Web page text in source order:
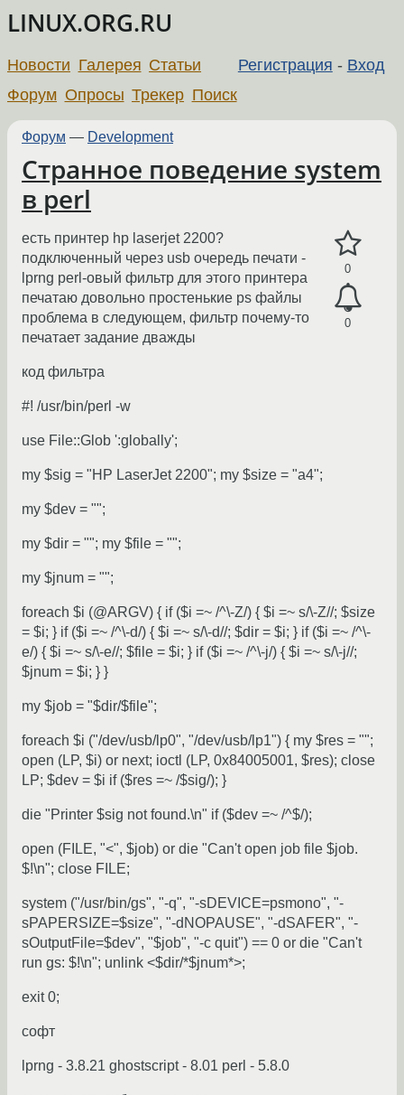
LINUX.ORG.RU
Регистрация - Вход
Новости Галерея Статьи
Форум Опросы Трекер Поиск
Форум — Development
Странное поведение system
в perl
0
0
есть принтер hp laserjet 2200?
подключенный через usb очередь печати -
lprng perl-овый фильтр для этого принтера
печатаю довольно простенькие ps файлы
проблема в следующем, фильтр почему-то
печатает задание дважды
код фильтра
#! /usr/bin/perl -w
use File::Glob ':globally';
my $sig = "HP LaserJet 2200"; my $size = "a4";
my $dev = "";
my $dir = ""; my $file = "";
my $jnum = "";
foreach $i (@ARGV) { if ($i =~ /^\-Z/) { $i =~ s/\-Z//; $size
= $i; } if ($i =~ /^\-d/) { $i =~ s/\-d//; $dir = $i; } if ($i =~ /^\-
e/) { $i =~ s/\-e//; $file = $i; } if ($i =~ /^\-j/) { $i =~ s/\-j//;
$jnum = $i; } }
my $job = "$dir/$file";
foreach $i ("/dev/usb/lp0", "/dev/usb/lp1") { my $res = "";
open (LP, $i) or next; ioctl (LP, 0x84005001, $res); close
LP; $dev = $i if ($res =~ /$sig/); }
die "Printer $sig not found.\n" if ($dev =~ /^$/);
open (FILE, "<", $job) or die "Can't open job file $job.
$!\n"; close FILE;
system ("/usr/bin/gs", "-q", "-sDEVICE=psmono", "-
sPAPERSIZE=$size", "-dNOPAUSE", "-dSAFER", "-
sOutputFile=$dev", "$job", "-c quit") == 0 or die "Can't
run gs: $!\n"; unlink <$dir/*$jnum*>;
exit 0;
софт
lprng - 3.8.21 ghostscript - 8.01 perl - 5.8.0